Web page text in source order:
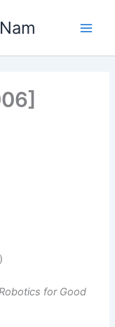
Robotics for Good